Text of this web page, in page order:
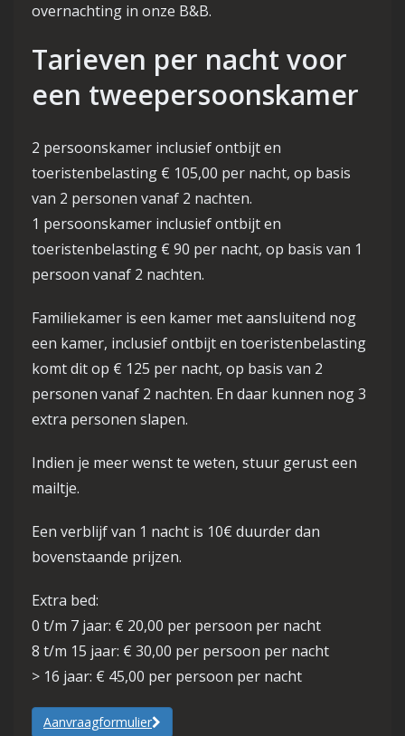
overnachting in onze B&B.
Tarieven per nacht voor
een tweepersoonskamer
2 persoonskamer inclusief ontbijt en
toeristenbelasting € 105,00 per nacht, op basis
van 2 personen vanaf 2 nachten.
1 persoonskamer inclusief ontbijt en
toeristenbelasting € 90 per nacht, op basis van 1
persoon vanaf 2 nachten.
Familiekamer is een kamer met aansluitend nog
een kamer, inclusief ontbijt en toeristenbelasting
komt dit op € 125 per nacht, op basis van 2
personen vanaf 2 nachten. En daar kunnen nog 3
extra personen slapen.
Indien je meer wenst te weten, stuur gerust een
mailtje.
Een verblijf van 1 nacht is 10€ duurder dan
bovenstaande prijzen.
Extra bed:
0 t/m 7 jaar: € 20,00 per persoon per nacht
8 t/m 15 jaar: € 30,00 per persoon per nacht
> 16 jaar: € 45,00 per persoon per nacht
Aanvraagformulier